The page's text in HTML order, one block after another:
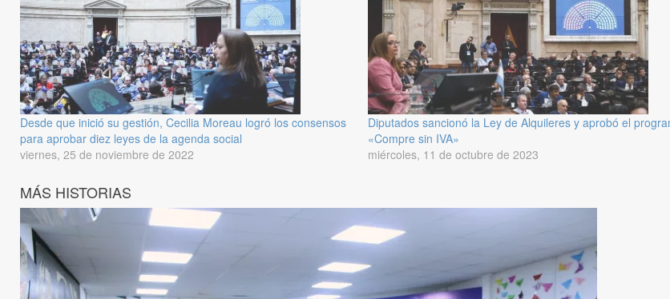
Desde que inició su gestión, Cecilia Moreau logró los consensos
para aprobar diez leyes de la agenda social
viernes, 25 de noviembre de 2022
Diputados sancionó la Ley de Alquileres y aprobó el
«Compre sin IVA»
miércoles, 11 de octubre de 2023
MÁS HISTORIAS